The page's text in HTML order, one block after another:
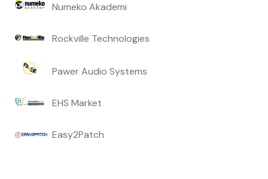
Numeko Akademi
Rockville Technologies
Pawer Audio Systems
EHS Market
Easy2Patch